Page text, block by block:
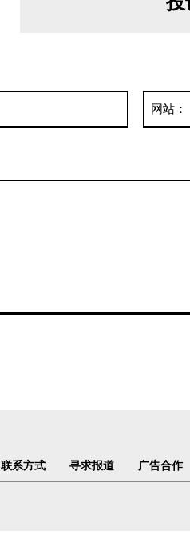
联系方式 寻求报道 广告合作